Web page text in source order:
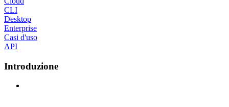
CLI
Desktop
Enterprise
Casi d'uso
API
Introduzione